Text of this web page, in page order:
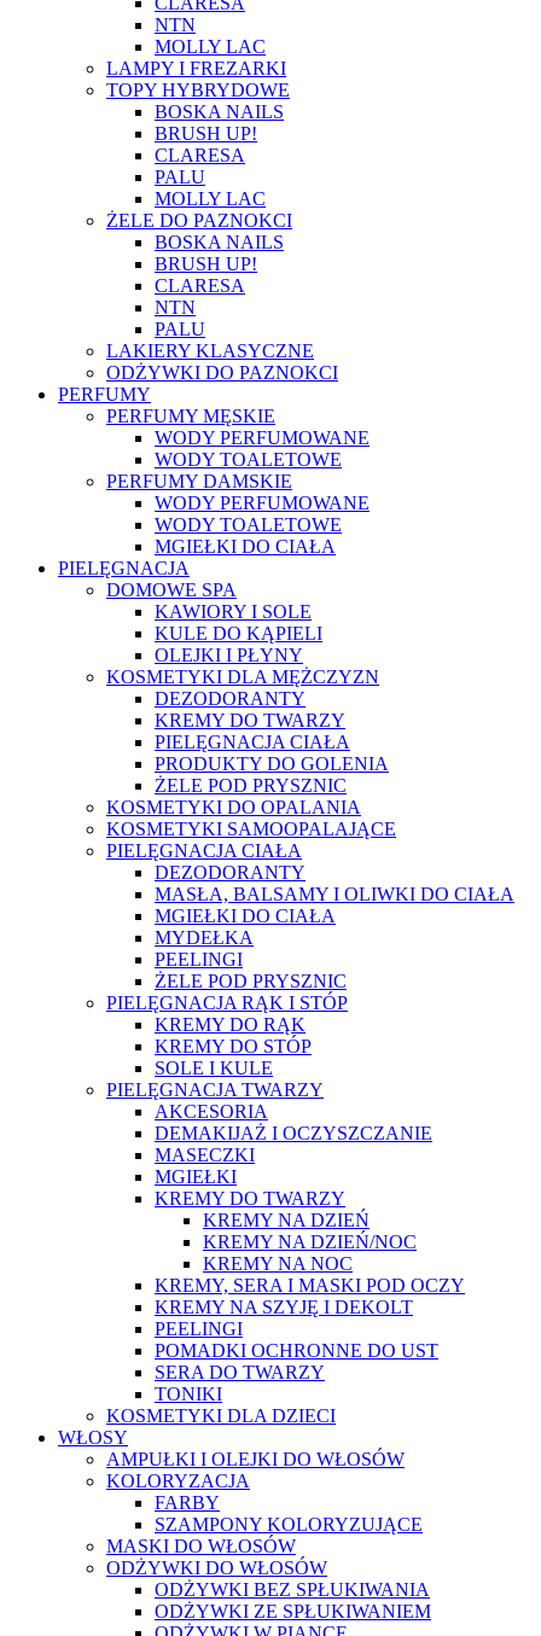
NTN
MOLLY LAC
LAMPY I FREZARKI
TOPY HYBRYDOWE
BOSKA NAILS
BRUSH UP!
CLARESA
PALU
MOLLY LAC
ŻELE DO PAZNOKCI
BOSKA NAILS
BRUSH UP!
CLARESA
NTN
PALU
LAKIERY KLASYCZNE
ODŻYWKI DO PAZNOKCI
PERFUMY
PERFUMY MĘSKIE
WODY PERFUMOWANE
WODY TOALETOWE
PERFUMY DAMSKIE
WODY PERFUMOWANE
WODY TOALETOWE
MGIEŁKI DO CIAŁA
PIELĘGNACJA
DOMOWE SPA
KAWIORY I SOLE
KULE DO KĄPIELI
OLEJKI I PŁYNY
KOSMETYKI DLA MĘŻCZYZN
DEZODORANTY
KREMY DO TWARZY
PIELĘGNACJA CIAŁA
PRODUKTY DO GOLENIA
ŻELE POD PRYSZNIC
KOSMETYKI DO OPALANIA
KOSMETYKI SAMOOPALAJĄCE
PIELĘGNACJA CIAŁA
DEZODORANTY
MASŁA, BALSAMY I OLIWKI DO CIAŁA
MGIEŁKI DO CIAŁA
MYDEŁKA
PEELINGI
ŻELE POD PRYSZNIC
PIELĘGNACJA RĄK I STÓP
KREMY DO RĄK
KREMY DO STÓP
SOLE I KULE
PIELĘGNACJA TWARZY
AKCESORIA
DEMAKIJAŻ I OCZYSZCZANIE
MASECZKI
MGIEŁKI
KREMY DO TWARZY
KREMY NA DZIEŃ
KREMY NA DZIEŃ/NOC
KREMY NA NOC
KREMY, SERA I MASKI POD OCZY
KREMY NA SZYJĘ I DEKOLT
PEELINGI
POMADKI OCHRONNE DO UST
SERA DO TWARZY
TONIKI
KOSMETYKI DLA DZIECI
WŁOSY
AMPUŁKI I OLEJKI DO WŁOSÓW
KOLORYZACJA
FARBY
SZAMPONY KOLORYZUJĄCE
MASKI DO WŁOSÓW
ODŻYWKI DO WŁOSÓW
ODŻYWKI BEZ SPŁUKIWANIA
ODŻYWKI ZE SPŁUKIWANIEM